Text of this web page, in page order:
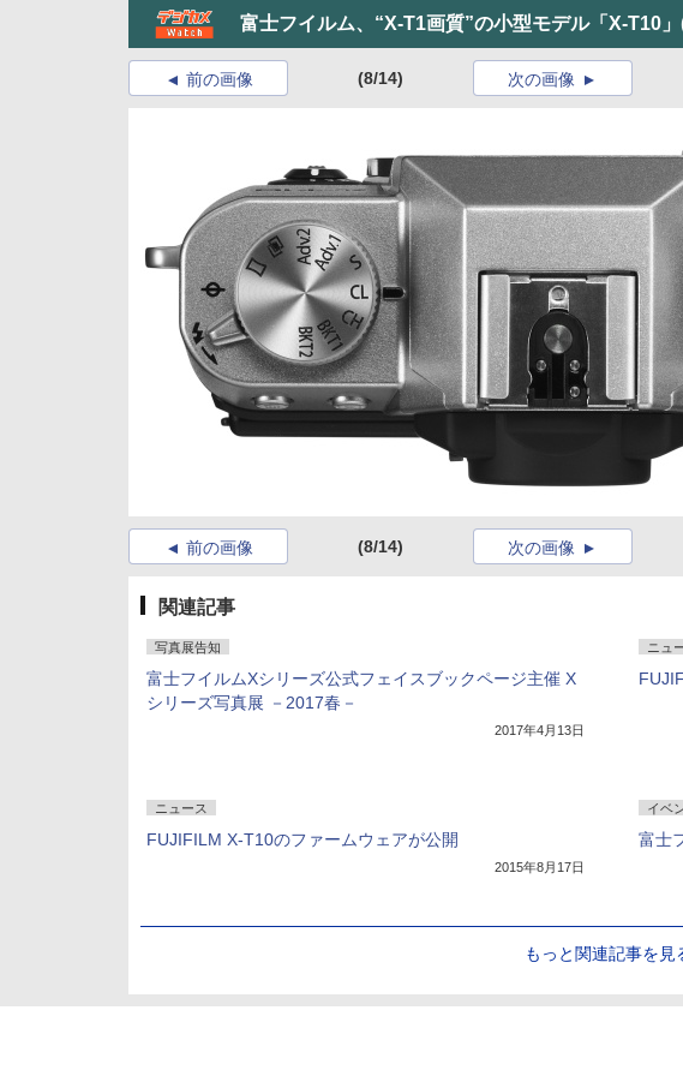
富士フイルム、“X-T1画質”の小型モデル「X-T10」
前の画像 (8/14) 次の画像
前の画像 (8/14) 次の画像
関連記事
写真展告知
富士フイルムXシリーズ公式フェイスブックページ主催 X
シリーズ写真展 －2017春－
2017年4月13日
ニュ
ニュース
FUJIFILM X-T10のファームウェアが公開
2015年8月17日
イベ
富士
もっと関連記事を見